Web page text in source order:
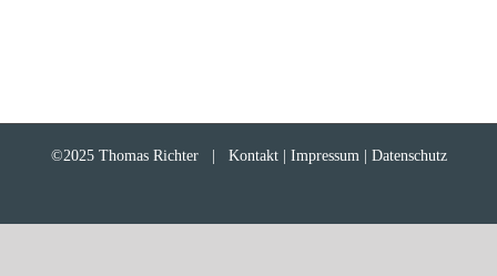
©2025 Thomas Richter | Kontakt | Impressum | Datenschutz